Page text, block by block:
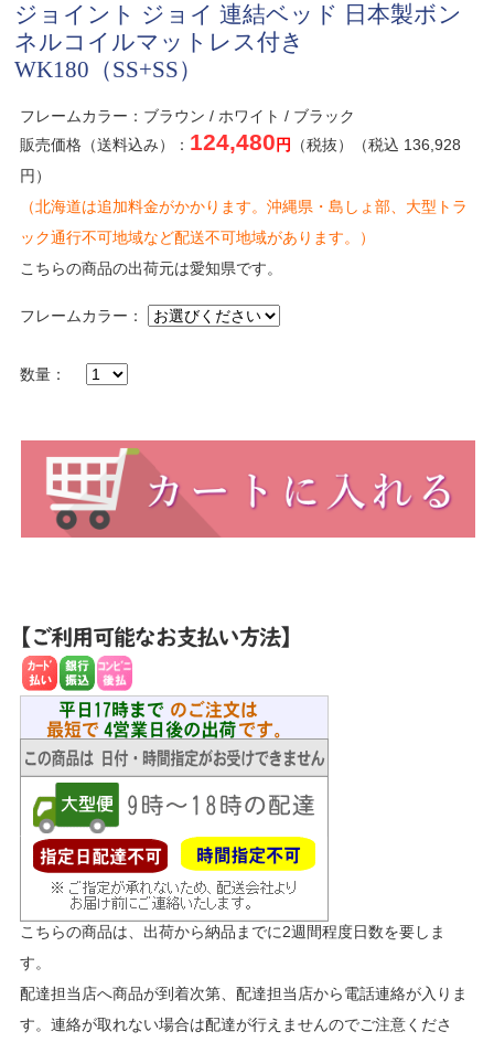
ジョイント ジョイ 連結ベッド 日本製ボン
ネルコイルマットレス付き
WK180（SS+SS）
フレームカラー：ブラウン / ホワイト / ブラック
販売価格（送料込み）： 124,480 円
（税抜）（税込 136,928
円）
（北海道は追加料金がかかります。沖縄県・島しょ部、大型トラ
ック通行不可地域など配送不可地域があります。）
こちらの商品の出荷元は愛知県です。
フレームカラー：
数量：
こちらの商品は、出荷から納品までに2週間程度日数を要しま
す。
配達担当店へ商品が到着次第、配達担当店から電話連絡が入りま
す。連絡が取れない場合は配達が行えませんのでご注意くださ